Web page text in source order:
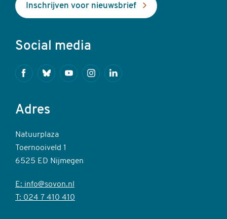
Inschrijven voor nieuwsbrief
Social media
FacebookBlueskyYoutubeInstagramLinkedin
Adres
Natuurplaza
Toernooiveld 1
6525 ED Nijmegen
E: info@sovon.nl
T: 024 7 410 410